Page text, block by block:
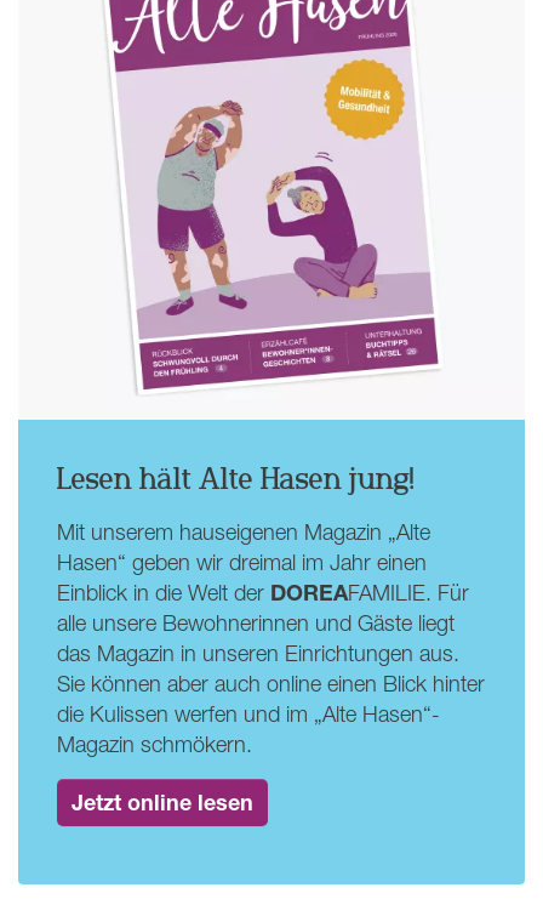
Lesen hält Alte Hasen jung!
Mit unserem hauseigenen Magazin „Alte
Hasen“ geben wir dreimal im Jahr einen
Einblick in die Welt der DOREAFAMILIE. Für
alle unsere Bewohnerinnen und Gäste liegt
das Magazin in unseren Einrichtungen aus.
Sie können aber auch online einen Blick hinter
die Kulissen werfen und im „Alte Hasen“-
Magazin schmökern.
Jetzt online lesen